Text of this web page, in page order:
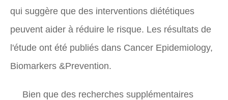
qui suggère que des interventions diététiques
peuvent aider à réduire le risque. Les résultats de
l'étude ont été publiés dans Cancer Epidemiology,
Biomarkers &Prevention.
Bien que des recherches supplémentaires